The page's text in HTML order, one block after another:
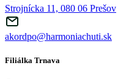
Strojnícka 11, 080 06 Prešov
akordpo@harmoniachuti.sk
Filiálka Trnava